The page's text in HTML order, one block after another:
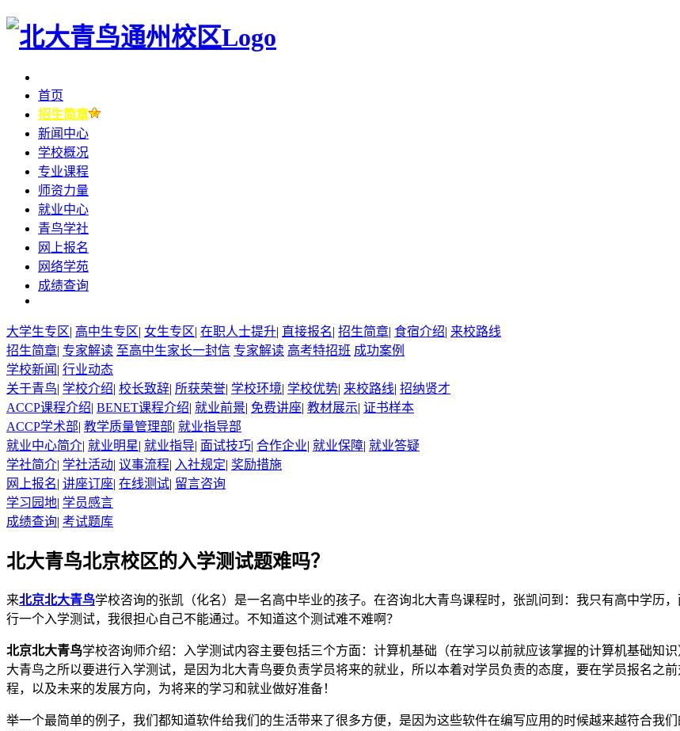
首页
招生简章
新闻中心
学校概况
专业课程
师资力量
就业中心
青鸟学社
网上报名
网络学苑
成绩查询
大学生专区| 高中生专区| 女生专区| 在职人士提升| 直接报名| 招生简章| 食宿介绍| 来校路线
招生简章| 专家解读 至高中生家长一封信 专家解读 高考特招班 成功案例
学校新闻 | 行业动态
关于青鸟| 学校介绍| 校长致辞| 所获荣誉| 学校环境| 学校优势| 来校路线| 招纳贤才
ACCP课程介绍| BENET课程介绍| 就业前景| 免费讲座| 教材展示| 证书样本
ACCP学术部| 教学质量管理部| 就业指导部
就业中心简介| 就业明星| 就业指导| 面试技巧| 合作企业| 就业保障| 就业答疑
学社简介| 学社活动| 议事流程| 入社规定| 奖励措施
网上报名| 讲座订座| 在线测试| 留言咨询
学习园地| 学员感言
成绩查询| 考试题库
北大青鸟北京校区的入学测试题难吗？
来北京北大青鸟学校咨询的张凯（化名）是一名高中毕业的孩子。在咨询北大青鸟课程时，张凯问到：我只有高中学历
行一个入学测试，我很担心自己不能通过。不知道这个测试难不难啊？
北京北大青鸟学校咨询师介绍：入学测试内容主要包括三个方面：计算机基础（在学习以前就应该掌握的计算机基础知
大青鸟之所以要进行入学测试，是因为北大青鸟要负责学员将来的就业，所以本着对学员负责的态度，要在学员报名之
程，以及未来的发展方向，为将来的学习和就业做好准备！
举一个最简单的例子，我们都知道软件给我们的生活带来了很多方便，是因为这些软件在编写应用的时候越来越符合我